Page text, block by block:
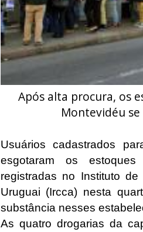
Após alta procura, os
Montevidéu
Usuários cadastrados
esgotaram os
registradas no Instituto
Uruguai (Ircca) nesta
substância nesses
As quatro drogarias da